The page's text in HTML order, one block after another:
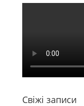
Свіжі записи